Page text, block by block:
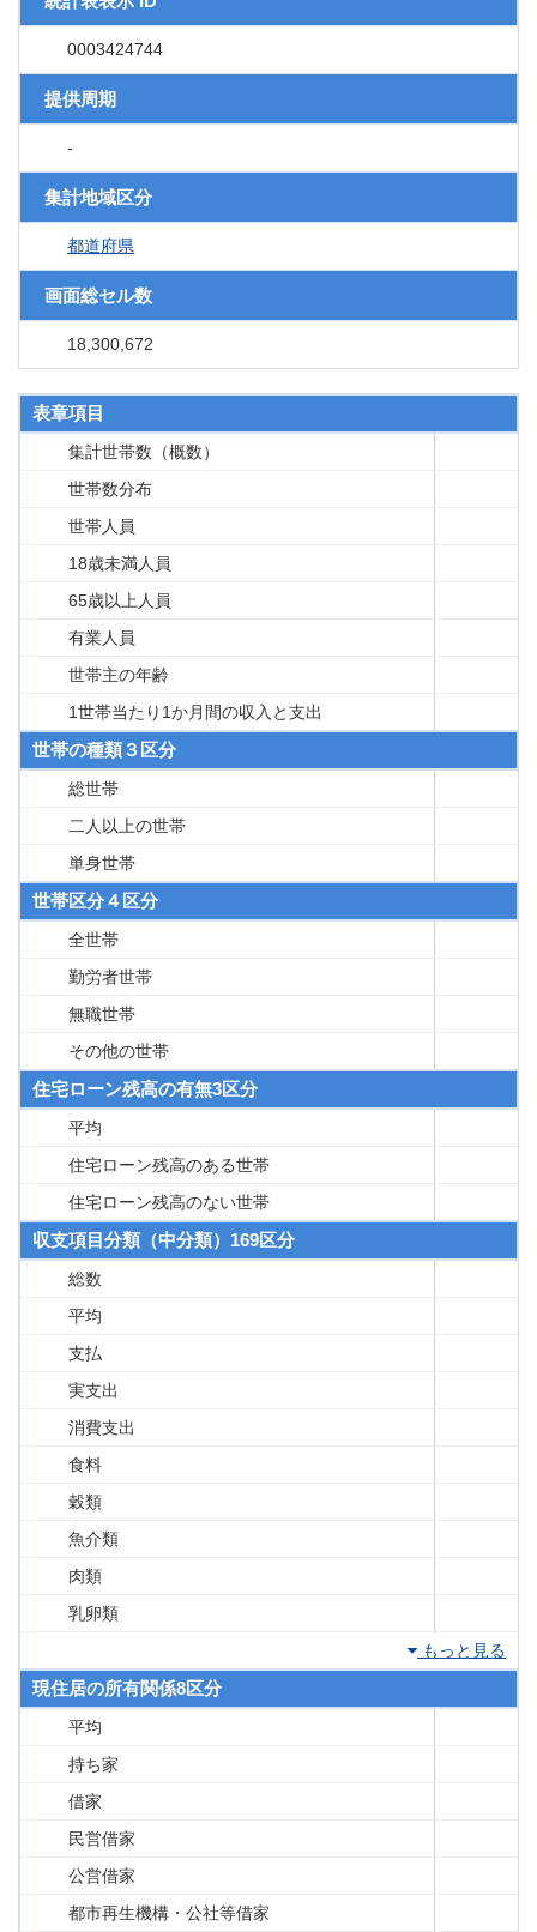
0003424744
提供周期
-
集計地域区分
都道府県
画面総セル数
18,300,672
表章項目
集計世帯数（概数）
世帯数分布
世帯人員
18歳未満人員
65歳以上人員
有業人員
世帯主の年齢
1世帯当たり1か月間の収入と支出
世帯の種類３区分
総世帯
二人以上の世帯
単身世帯
世帯区分４区分
全世帯
勤労者世帯
無職世帯
その他の世帯
住宅ローン残高の有無3区分
平均
住宅ローン残高のある世帯
住宅ローン残高のない世帯
収支項目分類（中分類）169区分
総数
平均
支払
実支出
消費支出
食料
穀類
魚介類
肉類
乳卵類
もっと見る
現住居の所有関係8区分
平均
持ち家
借家
民営借家
公営借家
都市再生機構・公社等借家